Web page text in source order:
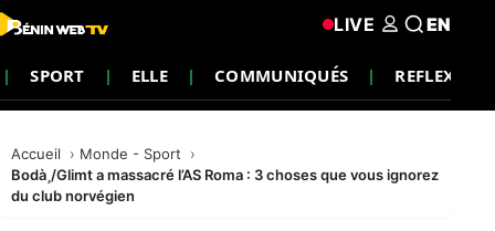
SPORT ELLE COMMUNIQUÉS REFLEXION
LIVE EN
Accueil
Monde - Sport
Bodà¸/Glimt a massacré l’AS Roma : 3 choses que vous ignorez
du club norvégien